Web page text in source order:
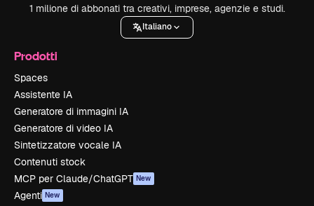
1 milione di abbonati tra creativi, imprese, agenzie e studi.
Italiano
Prodotti
Spaces
Assistente IA
Generatore di immagini IA
Generatore di video IA
Sintetizzatore vocale IA
Contenuti stock
MCP per Claude/ChatGPT New
Agenti New